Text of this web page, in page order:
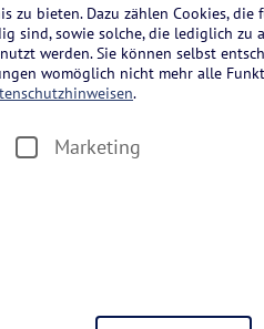
zu bieten. Dazu zählen Cookies,
sind, sowie solche, die lediglich zu
werden. Sie können selbst
womöglich nicht mehr alle
.
Marketing